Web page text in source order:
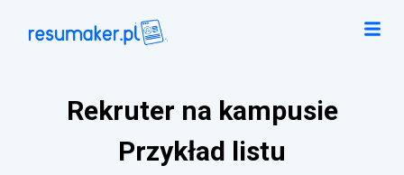
Rekruter na kampusie
Przykład listu